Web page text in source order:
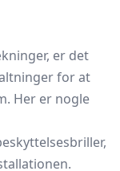
er det
for at
Her er nogle